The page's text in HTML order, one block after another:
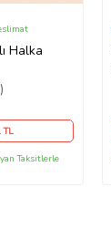
Halka
TL
Taksitlerle